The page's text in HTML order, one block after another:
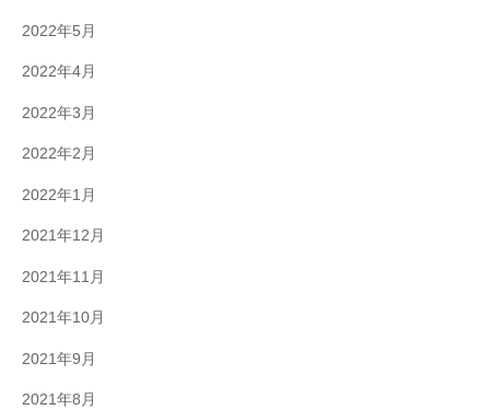
2022年5月
2022年4月
2022年3月
2022年2月
2022年1月
2021年12月
2021年11月
2021年10月
2021年9月
2021年8月